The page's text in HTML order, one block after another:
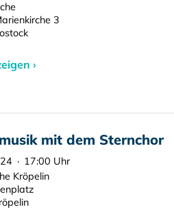
3
›
mit dem Sternchor
· 17:00 Uhr
Kröpelin